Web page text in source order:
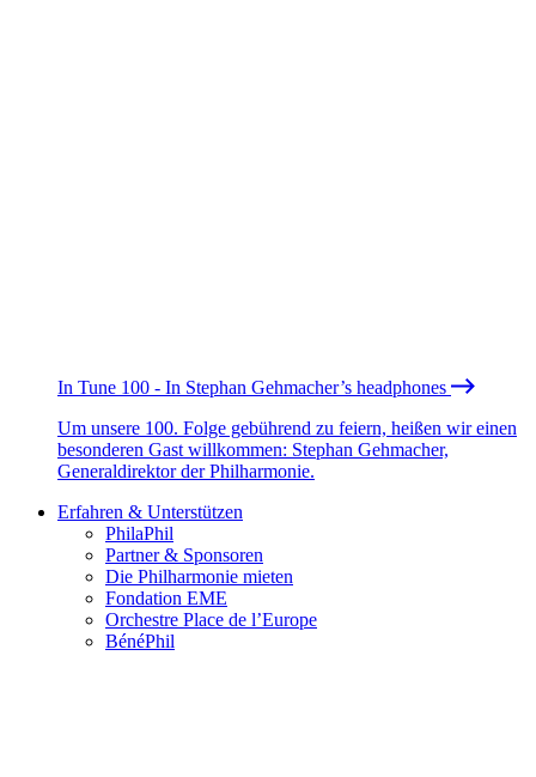
In Tune 100 - In Stephan Gehmacher’s headphones
Um unsere 100. Folge gebührend zu feiern, heißen wir einen
besonderen Gast willkommen: Stephan Gehmacher,
Generaldirektor der Philharmonie.
Erfahren & Unterstützen
PhilaPhil
Partner & Sponsoren
Die Philharmonie mieten
Fondation EME
Orchestre Place de l’Europe
BénéPhil